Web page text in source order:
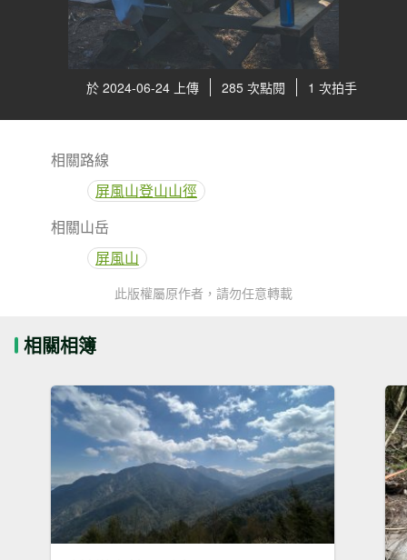
於 2024-06-24 上傳 285 次點閱 1 次拍手
相關路線
屏風山登山山徑
相關山岳
屏風山
此版權屬原作者，請勿任意轉載
相關相簿